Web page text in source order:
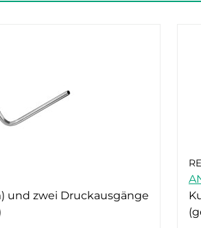
und zwei Druckausgänge